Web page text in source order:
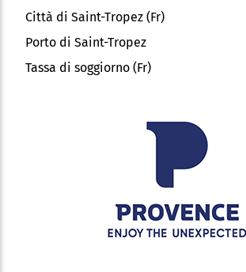
Città di Saint-Tropez (Fr)
Porto di Saint-Tropez
Tassa di soggiorno (Fr)